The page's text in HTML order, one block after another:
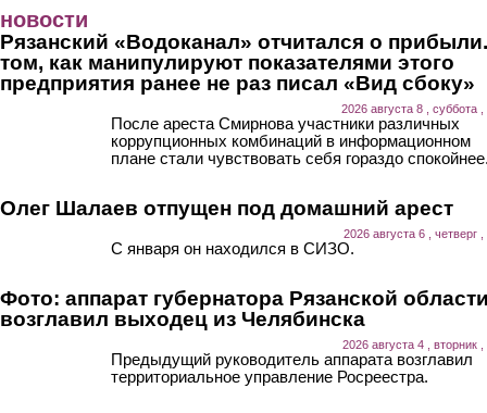
новости
Рязанский «Водоканал» отчитался о
том, как манипулируют показателями этого
предприятия ранее не раз писал «Вид сбоку»
2026 августа 8 , суббота ,
После ареста Смирнова участники различных
коррупционных комбинаций в информационном
плане стали чувствовать себя гораздо
Олег Шалаев отпущен под домашний арест
2026 августа 6 , четверг
С января он находился в СИЗО.
Фото: аппарат губернатора Рязанской
возглавил выходец из Челябинска
2026 августа 4 , вторник
Предыдущий руководитель аппарата возглавил
территориальное управление Росреестра.